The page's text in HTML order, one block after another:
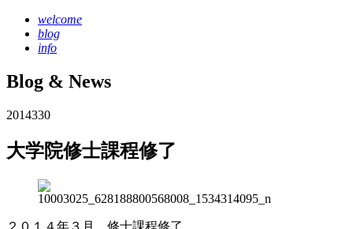
welcome
blog
info
Blog & News
2014330
大学院修士課程修了
２０１４年３月 修士課程修了。